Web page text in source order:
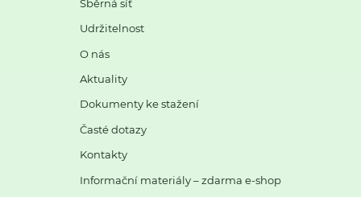
Sběrná síť
Udržitelnost
O nás
Aktuality
Dokumenty ke stažení
Časté dotazy
Kontakty
Informační materiály – zdarma e-shop